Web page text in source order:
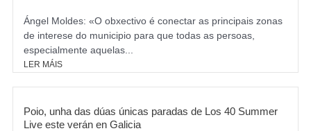
Ángel Moldes: «O obxectivo é conectar as principais zonas
de interese do municipio para que todas as persoas,
especialmente aquelas...
LER MÁIS
Poio, unha das dúas únicas paradas de Los 40 Summer
Live este verán en Galicia